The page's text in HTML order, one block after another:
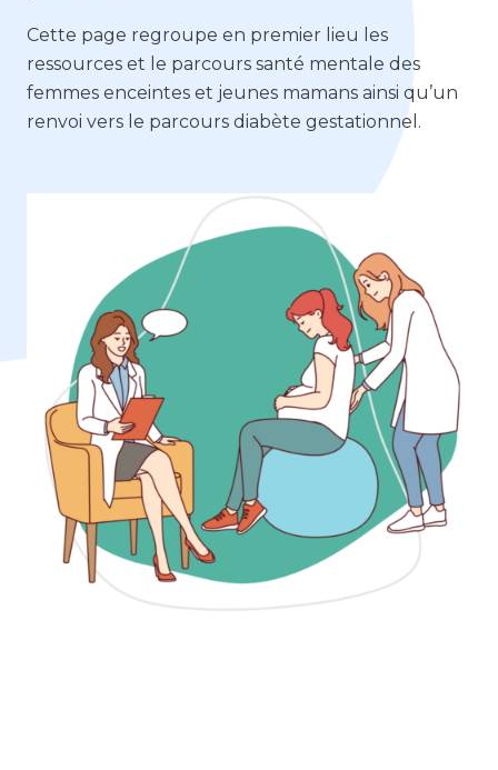
Cette page regroupe en premier lieu les
ressources et le parcours santé mentale des
femmes enceintes et jeunes mamans ainsi qu’un
renvoi vers le parcours diabète gestationnel.